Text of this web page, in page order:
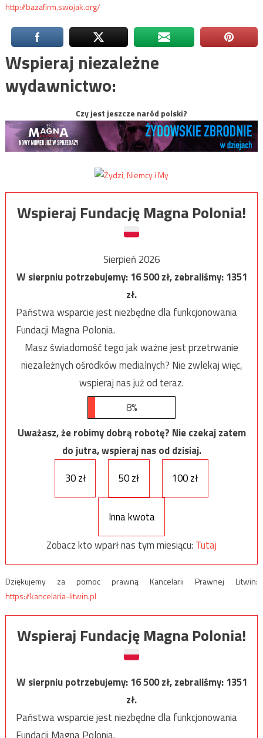
http://bazafirm.swojak.org/
Wspieraj niezależne
wydawnictwo:
Czy jest jeszcze naród polski?
Wspieraj Fundację Magna Polonia!
Sierpień 2026
W sierpniu potrzebujemy:16 500zł, zebraliśmy:1351
zł.
Państwa wsparcie jest niezbędne dla funkcjonowania
Fundacji Magna Polonia.
Masz świadomość tego jak ważne jest przetrwanie
niezależnych ośrodków medialnych? Nie zwlekaj więc,
wspieraj nas już od teraz.
8%
Uważasz, że robimy dobrą robotę? Nie czekaj zatem
do jutra, wspieraj nas od dzisiaj.
30 zł
50 zł 100 zł
Inna kwota
Zobacz kto wparł nas tym miesiącu: Tutaj
Dziękujemy za pomoc prawną Kancelarii Prawnej Litwin:
https://kancelaria-litwin.pl
Wspieraj Fundację Magna Polonia!
W sierpniu potrzebujemy:16 500zł, zebraliśmy:1351
zł.
Państwa wsparcie jest niezbędne dla funkcjonowania